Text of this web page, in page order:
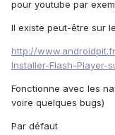
pour youtube par
Il existe peut-être sur
http://
Installer-Flash-Player-
Fonctionne avec les
voire quelques bugs)
Par défaut